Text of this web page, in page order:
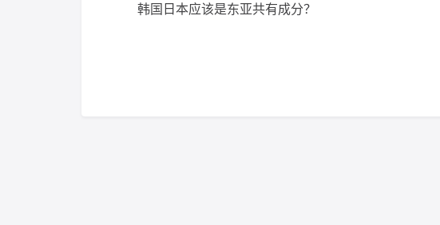
韩国日本应该是东亚共有成分？